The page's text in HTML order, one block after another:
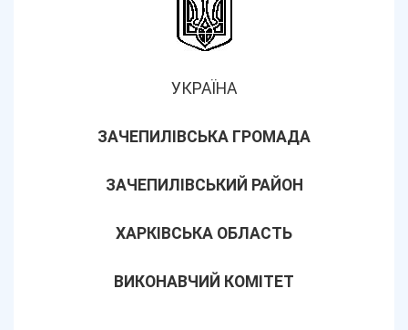
УКРАЇНА
ЗАЧЕПИЛІВСЬКА ГРОМАДА
ЗАЧЕПИЛІВСЬКИЙ РАЙОН
ХАРКІВСЬКА ОБЛАСТЬ
ВИКОНАВЧИЙ КОМІТЕТ